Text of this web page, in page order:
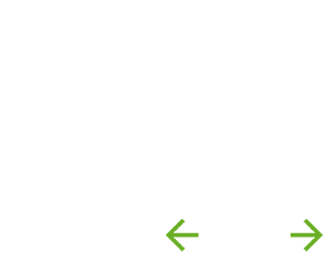
Previous Next